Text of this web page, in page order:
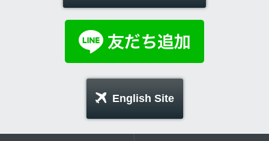
English Site